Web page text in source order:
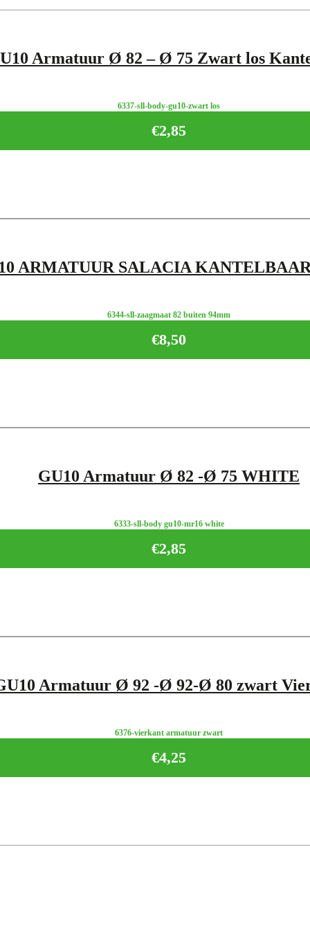
Armatuur Ø 82 – Ø 75 Zwart los
6337-sll-body-gu10-zwart los
€2,85
ARMATUUR SALACIA
6344-sll-zaagmaat 82 buiten 94mm
€8,50
GU10 Armatuur Ø 82 -Ø 75 WHITE
6333-sll-body gu10-mr16 white
€2,85
Armatuur Ø 92 -Ø 92-Ø 80 zwart
6376-vierkant armatuur zwart
€4,25